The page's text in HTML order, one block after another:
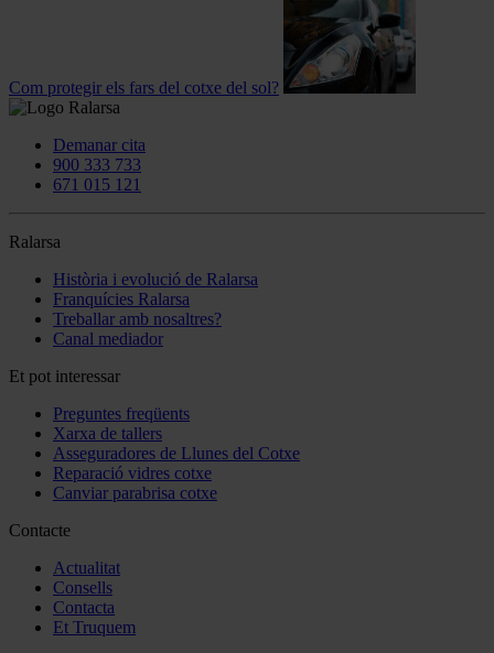
Com protegir els fars del cotxe del sol?
Demanar cita
900 333 733
671 015 121
Ralarsa
Història i evolució de Ralarsa
Franquícies Ralarsa
Treballar amb nosaltres?
Canal mediador
Et pot interessar
Preguntes freqüents
Xarxa de tallers
Asseguradores de Llunes del Cotxe
Reparació vidres cotxe
Canviar parabrisa cotxe
Contacte
Actualitat
Consells
Contacta
Et Truquem